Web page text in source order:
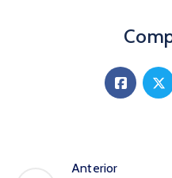
Anterior